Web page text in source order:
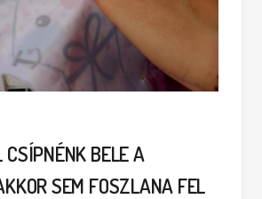
CSÍPNÉNK BELE A
SEM FOSZLANA FEL